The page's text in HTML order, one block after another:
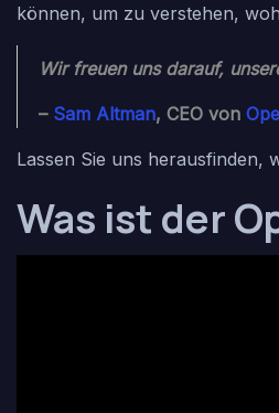
können, um zu verstehen,
Wir freuen uns darauf,
– Sam Altman, CEO von
Lassen Sie uns herausfinden,
Was ist der